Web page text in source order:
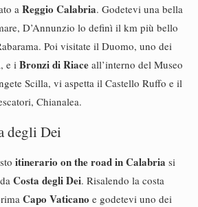
a Reggio Calabria. Godetevi una bella
D’Annunzio lo definì il km più bello
Poi visitate il Duomo, uno dei
e i Bronzi di Riace all’interno del Museo
Scilla, vi aspetta il Castello Ruffo e il
Chianalea.
degli Dei
itinerario on the road in Calabria si
Costa degli Dei. Risalendo la costa
Capo Vaticano e godetevi uno dei